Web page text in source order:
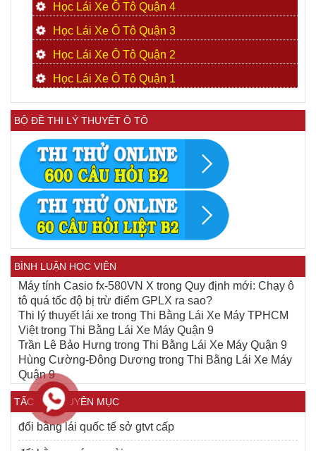
Học Lái Xe Ô Tô Quận 4
Học Lái Xe Ô Tô Quận 3
Học Lái Xe Ô Tô Quận 2
Học Lái Xe Ô Tô Quận 1
BỘ ĐỀ THI LÝ THUYẾT Ô TÔ
BÌNH LUẬN HỌC VIÊN
Máy tính Casio fx-580VN X trong Quy định mới: Chạy ô
tô quá tốc độ bị trừ điểm GPLX ra sao?
Thi lý thuyết lái xe trong Thi Bằng Lái Xe Máy TPHCM
Việttrong Thi Bằng Lái Xe Máy Quận 9
Trần Lê Bảo Hưng trong Thi Bằng Lái Xe Máy Quận 9
Hùng Cường-Đông Dương trong Thi Bằng Lái Xe Máy
Quận 9
TẤC CẢ CHUYÊN MỤC
đổi bằng lái quốc tế sở gtvt cấp